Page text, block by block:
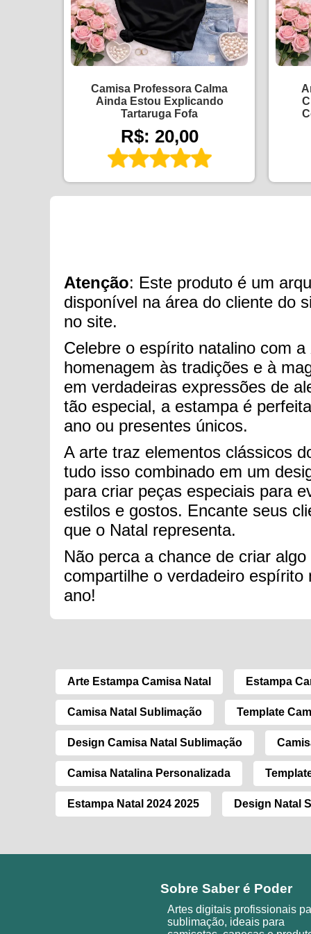
Camisa Professora Calma
Ainda Estou Explicando
Tartaruga Fofa
R$: 20,00
Atenção: Este produto é um
disponível na área do cliente do
no site.
Celebre o espírito natalino com a
homenagem às tradições e à
em verdadeiras expressões de
tão especial, a estampa é
ano ou presentes únicos.
A arte traz elementos clássicos
tudo isso combinado em um
para criar peças especiais para
estilos e gostos. Encante seus
que o Natal representa.
Não perca a chance de criar
compartilhe o verdadeiro
ano!
Arte Estampa Camisa Natal Estampa
Camisa Natal Sublimação Template
Design Camisa Natal Sublimação
Camisa Natalina Personalizada
Estampa Natal 2024 2025 Design Natal
Sobre Saber é Poder
Artes digitais profissionais
sublimação, ideais para